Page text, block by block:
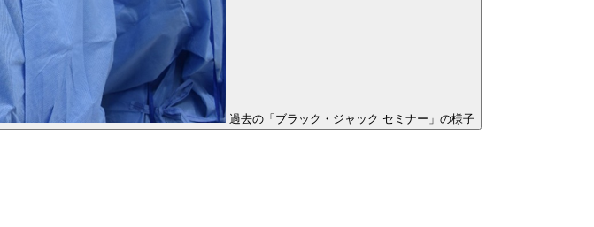
過去の「ブラック・ジャック セミナー」の様子